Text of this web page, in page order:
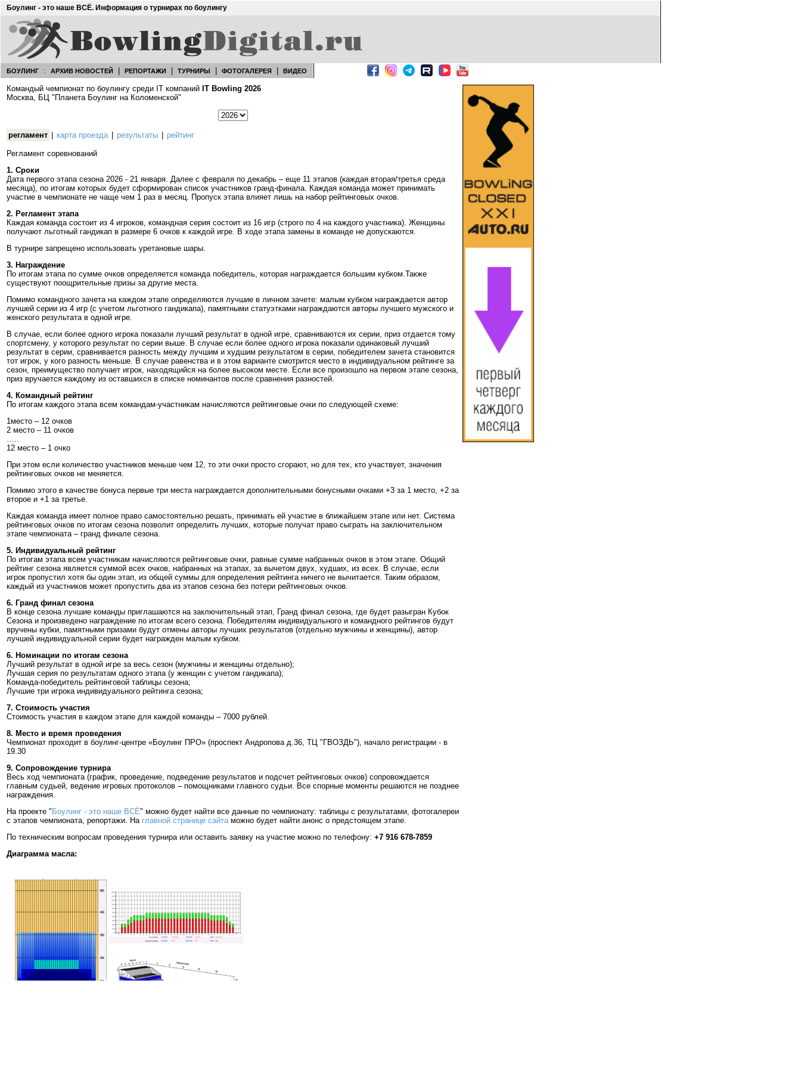
Боулинг - это наше ВСЁ. Информация о турнирах по боулингу
БОУЛИНГ : АРХИВ НОВОСТЕЙ РЕПОРТАЖИ ТУРНИРЫ ФОТОГАЛЕРЕЯ ВИДЕО
Командый чемпионат по боулингу среди IT компаний IT Bowling 2026
Москва, БЦ "Планета Боулинг на Коломенской"
регламент карта проезда результаты рейтинг
Регламент соревнований
1. Сроки
Дата первого этапа сезона 2026 - 21 января. Далее с февраля по декабрь – еще 11 этапов (каждая вторая/третья среда
месяца), по итогам которых будет сформирован список участников гранд-финала. Каждая команда может принимать
участие в чемпионате не чаще чем 1 раз в месяц. Пропуск этапа влияет лишь на набор рейтинговых очков.
2. Регламент этапа
Каждая команда состоит из 4 игроков, командная серия состоит из 16 игр (строго по 4 на каждого участника). Женщины
получают льготный гандикап в размере 6 очков к каждой игре. В ходе этапа замены в команде не допускаются.
В турнире запрещено использовать уретановые шары.
3. Награждение
По итогам этапа по сумме очков определяется команда победитель, которая награждается большим кубком.Также
существуют поощрительные призы за другие места.
Помимо командного зачета на каждом этапе определяются лучшие в личном зачете: малым кубком награждается автор
лучшей серии из 4 игр (с учетом льготного гандикапа), памятными статуэтками награждаются авторы лучшего мужского и
женского результата в одной игре.
В случае, если более одного игрока показали лучший результат в одной игре, сравниваются их серии, приз отдается тому
спортсмену, у которого результат по серии выше. В случае если более одного игрока показали одинаковый лучший
результат в серии, сравнивается разность между лучшим и худшим результатом в серии, победителем зачета становится
тот игрок, у кого разность меньше. В случае равенства и в этом варианте смотрится место в индивидуальном рейтинге за
сезон, преимущество получает игрок, находящийся на более высоком месте. Если все произошло на первом этапе сезона,
приз вручается каждому из оставшихся в списке номинантов после сравнения разностей.
4. Командный рейтинг
По итогам каждого этапа всем командам-участникам начисляются рейтинговые очки по следующей схеме:
1место – 12 очков
2 место – 11 очков
…..
12 место – 1 очко
При этом если количество участников меньше чем 12, то эти очки просто сгорают, но для тех, кто участвует, значения
рейтинговых очков не меняется.
Помимо этого в качестве бонуса первые три места награждается дополнительными бонусными очками +3 за 1 место, +2 за
второе и +1 за третье.
Каждая команда имеет полное право самостоятельно решать, принимать ей участие в ближайшем этапе или нет. Система
рейтинговых очков по итогам сезона позволит определить лучших, которые получат право сыграть на заключительном
этапе чемпионата – гранд финале сезона.
5. Индивидуальный рейтинг
По итогам этапа всем участникам начисляются рейтинговые очки, равные сумме набранных очков в этом этапе. Общий
рейтинг сезона является суммой всех очков, набранных на этапах, за вычетом двух, худших, из всех. В случае, если
игрок пропустил хотя бы один этап, из общей суммы для определения рейтинга ничего не вычитается. Таким образом,
каждый из участников может пропустить два из этапов сезона без потери рейтинговых очков.
6. Гранд финал сезона
В конце сезона лучшие команды приглашаются на заключительный этап, Гранд финал сезона, где будет разыгран Кубок
Сезона и произведено награждение по итогам всего сезона. Победителям индивидуального и командного рейтингов будут
вручены кубки, памятными призами будут отмены авторы лучших результатов (отдельно мужчины и женщины), автор
лучшей индивидуальной серии будет награжден малым кубком.
6. Номинации по итогам сезона
Лучший результат в одной игре за весь сезон (мужчины и женщины отдельно);
Лучшая серия по результатам одного этапа (у женщин с учетом гандикапа);
Команда-победитель рейтинговой таблицы сезона;
Лучшие три игрока индивидуального рейтинга сезона;
7. Стоимость участия
Стоимость участия в каждом этапе для каждой команды – 7000 рублей.
8. Место и время проведения
Чемпионат проходит в боулинг-центре «Боулинг ПРО» (проспект Андропова д.36, ТЦ "ГВОЗДЬ"), начало регистрации - в
19.30
9. Сопровождение турнира
Весь ход чемпионата (график, проведение, подведение результатов и подсчет рейтинговых очков) сопровождается
главным судьей, ведение игровых протоколов – помощниками главного судьи. Все спорные моменты решаются не позднее
награждения.
На проекте " Боулинг - это наше ВСЁ" можно будет найти все данные по чемпионату: таблицы с результатами, фотогалереи
с этапов чемпионата, репортажи. На главной странице сайтаможно будет найти анонс о предстоящем этапе.
По техническим вопросам проведения турнира или оставить заявку на участие можно по телефону: +7 916 678-7859
Диаграмма масла: